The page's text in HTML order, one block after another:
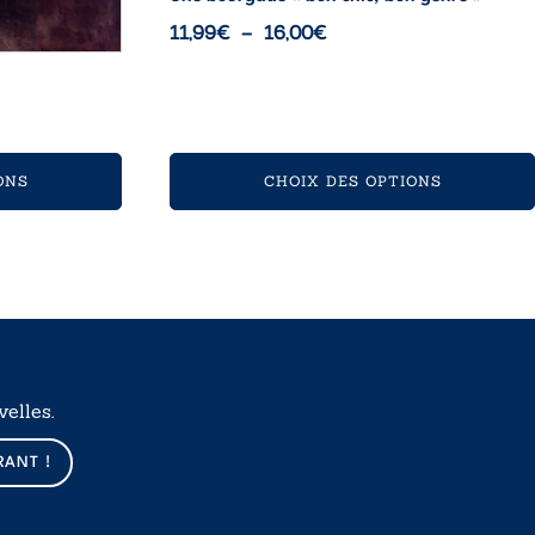
11,99€ – 16,00€Plage
à
16,00€
CHOIX DES OPTIONS
!